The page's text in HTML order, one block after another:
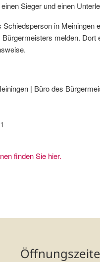
Sieger und einen
in Meiningen
melden. Dort
| Büro des
finden Sie hier.
Gemeinsam für klimastabile